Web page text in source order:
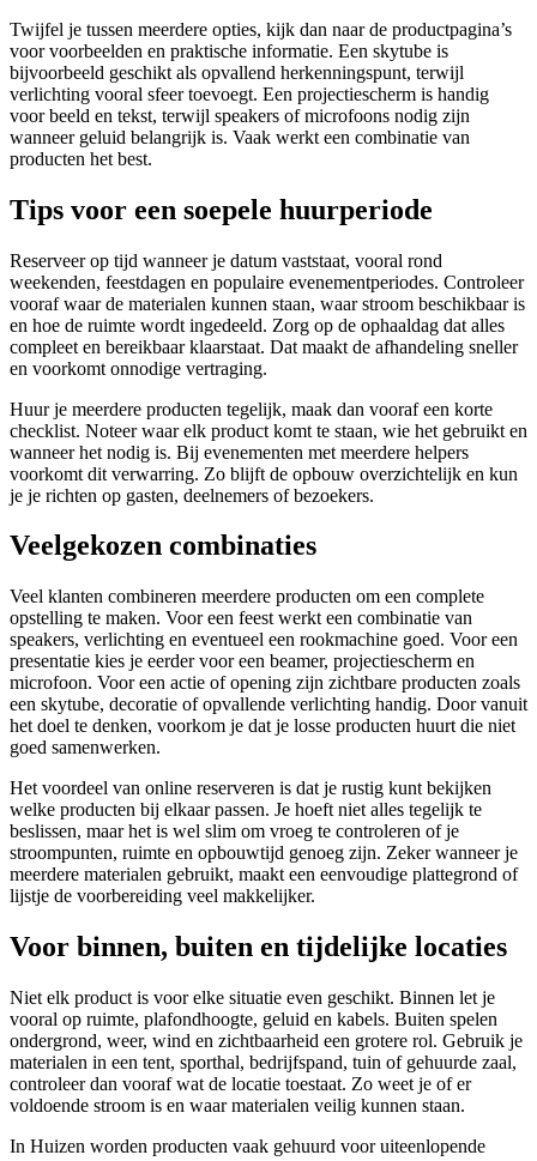
Twijfel je tussen meerdere opties, kijk dan naar de productpagina’s
voor voorbeelden en praktische informatie. Een skytube is
bijvoorbeeld geschikt als opvallend herkenningspunt, terwijl
verlichting vooral sfeer toevoegt. Een projectiescherm is handig
voor beeld en tekst, terwijl speakers of microfoons nodig zijn
wanneer geluid belangrijk is. Vaak werkt een combinatie van
producten het best.
Tips voor een soepele huurperiode
Reserveer op tijd wanneer je datum vaststaat, vooral rond
weekenden, feestdagen en populaire evenementperiodes. Controleer
vooraf waar de materialen kunnen staan, waar stroom beschikbaar is
en hoe de ruimte wordt ingedeeld. Zorg op de ophaaldag dat alles
compleet en bereikbaar klaarstaat. Dat maakt de afhandeling sneller
en voorkomt onnodige vertraging.
Huur je meerdere producten tegelijk, maak dan vooraf een korte
checklist. Noteer waar elk product komt te staan, wie het gebruikt en
wanneer het nodig is. Bij evenementen met meerdere helpers
voorkomt dit verwarring. Zo blijft de opbouw overzichtelijk en kun
je je richten op gasten, deelnemers of bezoekers.
Veelgekozen combinaties
Veel klanten combineren meerdere producten om een complete
opstelling te maken. Voor een feest werkt een combinatie van
speakers, verlichting en eventueel een rookmachine goed. Voor een
presentatie kies je eerder voor een beamer, projectiescherm en
microfoon. Voor een actie of opening zijn zichtbare producten zoals
een skytube, decoratie of opvallende verlichting handig. Door vanuit
het doel te denken, voorkom je dat je losse producten huurt die niet
goed samenwerken.
Het voordeel van online reserveren is dat je rustig kunt bekijken
welke producten bij elkaar passen. Je hoeft niet alles tegelijk te
beslissen, maar het is wel slim om vroeg te controleren of je
stroompunten, ruimte en opbouwtijd genoeg zijn. Zeker wanneer je
meerdere materialen gebruikt, maakt een eenvoudige plattegrond of
lijstje de voorbereiding veel makkelijker.
Voor binnen, buiten en tijdelijke locaties
Niet elk product is voor elke situatie even geschikt. Binnen let je
vooral op ruimte, plafondhoogte, geluid en kabels. Buiten spelen
ondergrond, weer, wind en zichtbaarheid een grotere rol. Gebruik je
materialen in een tent, sporthal, bedrijfspand, tuin of gehuurde zaal,
controleer dan vooraf wat de locatie toestaat. Zo weet je of er
voldoende stroom is en waar materialen veilig kunnen staan.
In Huizen worden producten vaak gehuurd voor uiteenlopende